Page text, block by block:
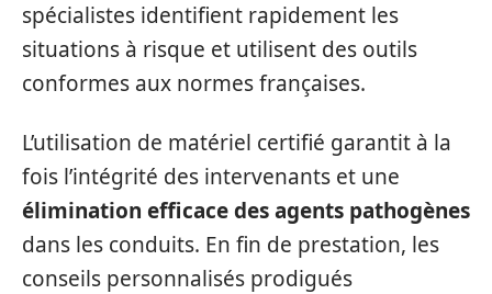
spécialistes identifient rapidement les
situations à risque et utilisent des outils
conformes aux normes françaises.
L’utilisation de matériel certifié garantit à la
fois l’intégrité des intervenants et une
élimination efficace des agents pathogènes
dans les conduits. En fin de prestation, les
conseils personnalisés prodigués